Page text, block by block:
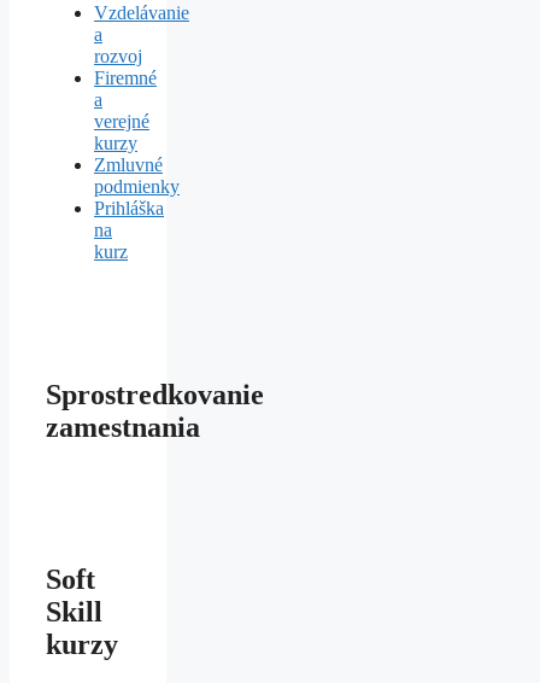
Vzdelávanie
a
rozvoj
Firemné
a
verejné
kurzy
Zmluvné
podmienky
Prihláška
na
kurz
Sprostredkovanie
zamestnania
Soft
Skill
kurzy